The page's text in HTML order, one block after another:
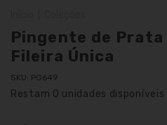
Pingente de
Fileira Única
SKU: PG649
Restam 0 unidades